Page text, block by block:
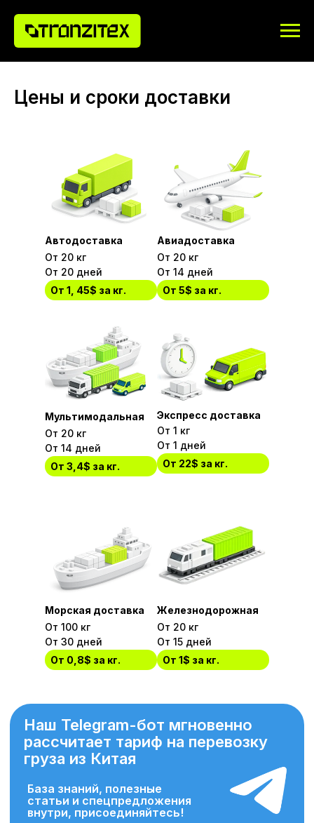
Цены и сроки доставки
Морская доставка
От 100 кг
От 30 дней
От 0,8$ за кг.
Железнодорожная
От 20 кг
От 15 дней
От 1$ за кг.
Мультимодальная
От 20 кг
От 14 дней
От 3,4$ за кг.
Экспресс доставка
От 1 кг
От 1 дней
От 22$ за кг.
Автодоставка
От 20 кг
От 20 дней
От 1, 45$ за кг.
Авиадоставка
От 20 кг
От 14 дней
От 5$ за кг.
Наш Telegram-бот мгновенно
рассчитает тариф на перевозку
груза из Китая
База знаний, полезные
статьи и спецпредложения
внутри, присоединяйтесь!